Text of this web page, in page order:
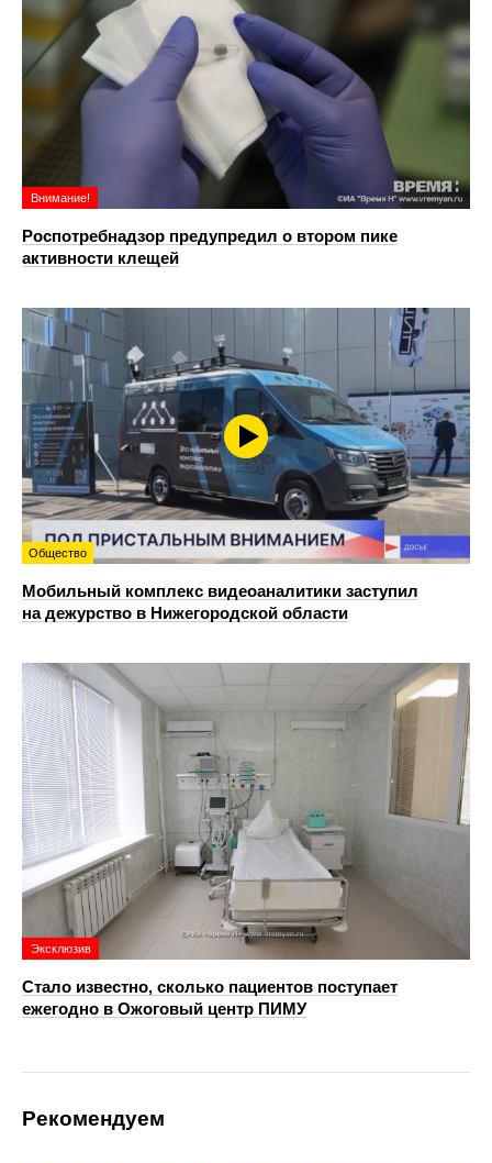
Внимание!
Роспотребнадзор предупредил о втором пике
активности клещей
Общество
Мобильный комплекс видеоаналитики заступил
на дежурство в Нижегородской области
Эксклюзив
Стало известно, сколько пациентов поступает
ежегодно в Ожоговый центр ПИМУ
Рекомендуем